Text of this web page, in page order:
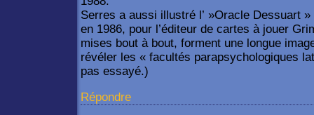
Serres a aussi illustré l’ »Oracle Dessuart
en 1986, pour l’éditeur de cartes à jouer
mises bout à bout, forment une longue
révéler les « facultés parapsychologiques
pas essayé.)
Répondre